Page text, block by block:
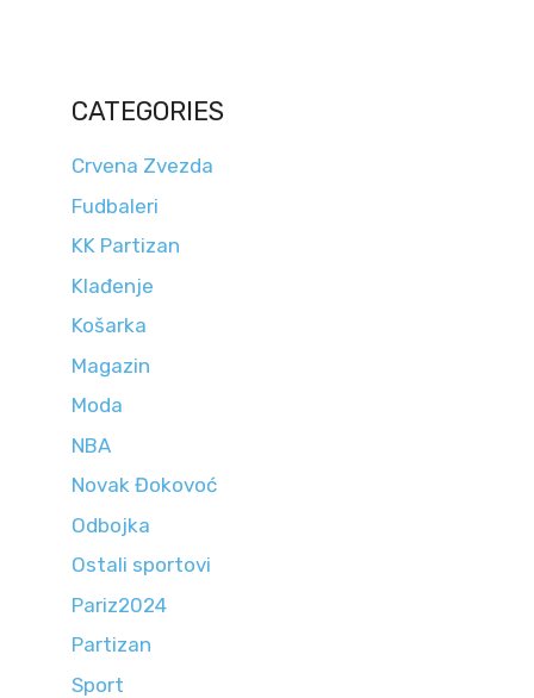
CATEGORIES
Crvena Zvezda
Fudbaleri
KK Partizan
Klađenje
Košarka
Magazin
Moda
NBA
Novak Đokovoć
Odbojka
Ostali sportovi
Pariz2024
Partizan
Sport